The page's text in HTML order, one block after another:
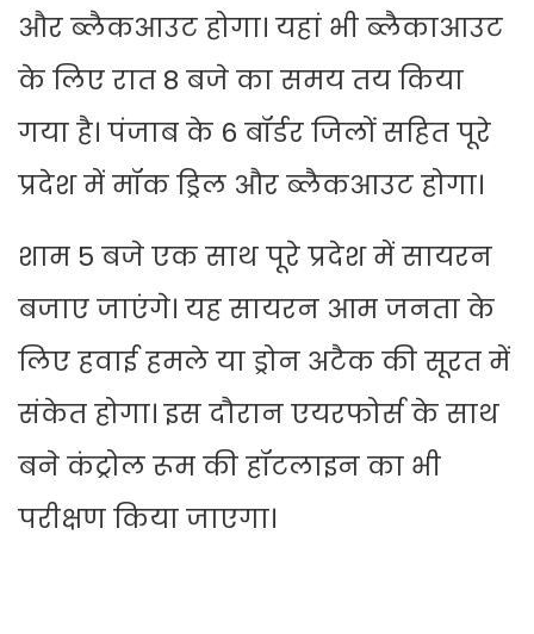
और ब्लैकआउट होगा। यहां भी ब्लैकाआउट
के लिए रात 8 बजे का समय तय किया
गया है। पंजाब के 6 बॉर्डर जिलों सहित पूरे
प्रदेश में मॉक ड्रिल और ब्लैकआउट होगा।
शाम 5 बजे एक साथ पूरे प्रदेश में सायरन
बजाए जाएंगे। यह सायरन आम जनता के
लिए हवाई हमले या ड्रोन अटैक की सूरत में
संकेत होगा। इस दौरान एयरफोर्स के साथ
बने कंट्रोल रूम की हॉटलाइन का भी
परीक्षण किया जाएगा।